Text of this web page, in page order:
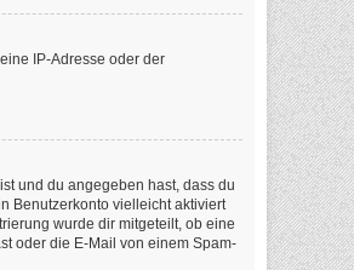
IP-Adresse oder der
und du angegeben hast, dass du
Benutzerkonto vielleicht aktiviert
wurde dir mitgeteilt, ob eine
oder die E-Mail von einem Spam-